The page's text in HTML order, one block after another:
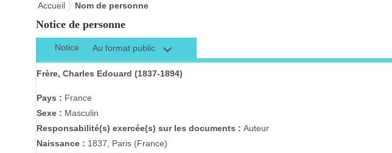
Accueil Nom de personne
Notice de personne
Notice Au format public
Frère, Charles Edouard (1837-1894)
Pays : France
Sexe : Masculin
Responsabilité(s) exercée(s) sur les documents : Auteur
Naissance : 1837, Paris (France)